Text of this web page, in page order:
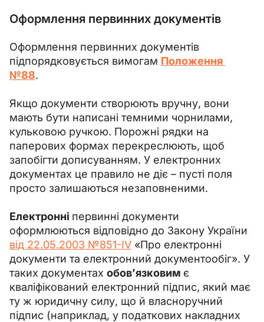
Оформлення первинних документів
Оформлення первинних документів
підпорядковується вимогам Положення
№88.
Якщо документи створюють вручну, вони
мають бути написані темними чорнилами,
кульковою ручкою. Порожні рядки на
паперових формах перекреслюють, щоб
запобігти дописуванням. У електронних
документах це правило не діє – пусті поля
просто залишаються незаповненими.
Електронні первинні документи
оформлюються відповідно до Закону України
від 22.05.2003 №851-IV «Про електронні
документи та електронний документообіг». У
таких документах обов’язковим є
кваліфікований електронний підпис, який має
ту ж юридичну силу, що й власноручний
підпис (наприклад, у податкових накладних